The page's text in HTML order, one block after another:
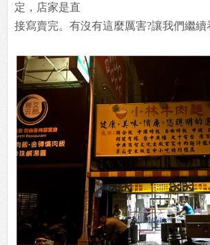
定，店家是直
接寫賣完。有沒有這麼厲害?讓我們繼續